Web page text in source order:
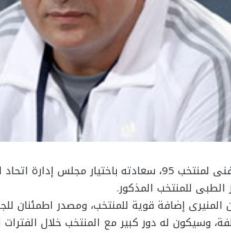
ابدى علاء ميهوب، المدير الفنى لمنتخب 95، سعادته
الطبى للمنتخب المذكور.
المنيرى إضافة قوية للمنتخب، ومصدر اطمئنان
وسيكون له دور كبير مع المنتخب خلال الفترات